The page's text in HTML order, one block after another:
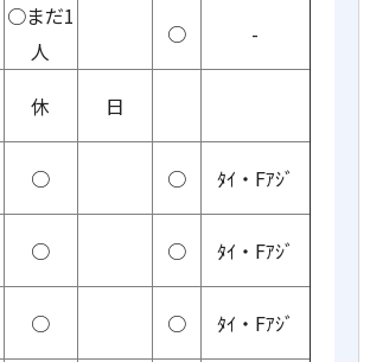
○まだ1
人
○
-
休
日
○ ○
ﾀｲ・Fｱｼﾞ
○ ○
ﾀｲ・Fｱｼﾞ
○ ○
ﾀｲ・Fｱｼﾞ